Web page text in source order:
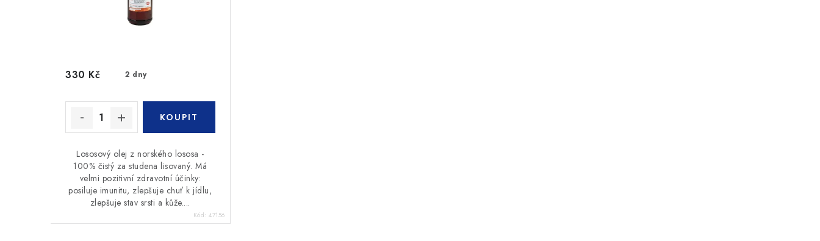
2 dny
330 Kč
Lososový olej z norského lososa -
100% čistý za studena lisovaný. Má
velmi pozitivní zdravotní účinky:
posiluje imunitu, zlepšuje chuť k jídlu,
zlepšuje stav srsti a kůže....
Kód: 47156